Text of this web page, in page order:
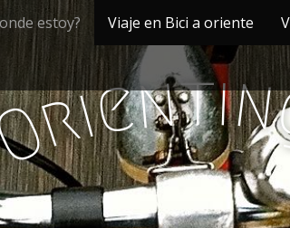
estoy? Viaje en Bici a oriente
r
ientin